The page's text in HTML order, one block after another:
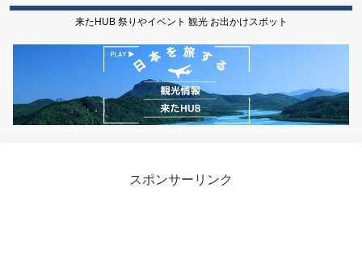
来たHUB 祭りやイベント 観光 お出かけスポット
スポンサーリンク